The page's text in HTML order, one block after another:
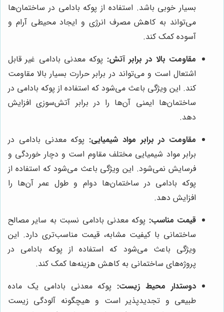
بسیار خوبی باشد. استفاده از پوکه بادامی در ساختمان‌ها
می‌تواند به کاهش مصرف انرژی و ایجاد محیطی آرام و
آسوده کمک کند.
مقاومت بالا در برابر آتش: پوکه معدنی بادامی غیر قابل
اشتعال است و می‌تواند در برابر حرارت بسیار بالا مقاومت
کند. این ویژگی باعث می‌شود که استفاده از پوکه بادامی در
ساختمان‌ها ایمنی آن‌ها را در برابر آتش‌سوزی افزایش
دهد.
مقاومت در برابر مواد شیمیایی: پوکه معدنی بادامی در
برابر مواد شیمیایی مختلف مقاوم است و دچار خوردگی و
فرسایش نمی‌شود. این ویژگی باعث می‌شود که استفاده از
پوکه بادامی در ساختمان‌ها دوام و طول عمر آن‌ها را
افزایش دهد.
قیمت مناسب: پوکه معدنی بادامی نسبت به سایر مصالح
ساختمانی با کیفیت مشابه، قیمت مناسب‌تری دارد. این
ویژگی باعث می‌شود که استفاده از پوکه بادامی در
پروژه‌های ساختمانی به کاهش هزینه‌ها کمک کند.
دوستدار محیط زیست: پوکه معدنی بادامی یک ماده
طبیعی و تجدیدپذیر است و هیچگونه آلودگی زیست